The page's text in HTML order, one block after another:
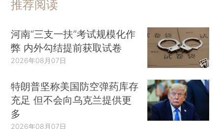
推荐阅读
河南“三支一扶”考试规模化作
弊 内外勾结提前获取试卷
2026年08月07日
特朗普坚称美国防空弹药库存
充足 但不会向乌克兰提供更
多
2026年08月07日